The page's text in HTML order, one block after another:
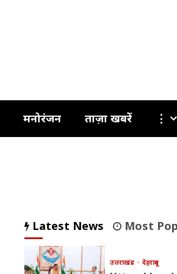
मनोरंजन ताज़ा खबरें ⋮
Latest News Most
उत्तराखंड देहरादून